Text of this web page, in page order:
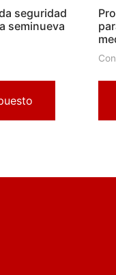
seguridad
seminueva